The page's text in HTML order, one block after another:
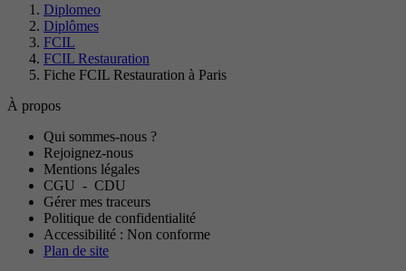
Diplomeo
Diplômes
FCIL
FCIL Restauration
Fiche FCIL Restauration à Paris
À propos
Qui sommes-nous ?
Rejoignez-nous
Mentions légales
CGU - CDU
Gérer mes traceurs
Politique de confidentialité
Accessibilité : Non conforme
Plan de site